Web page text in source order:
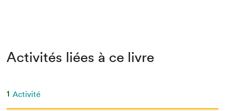
Activités liées à ce livre
1 Activité